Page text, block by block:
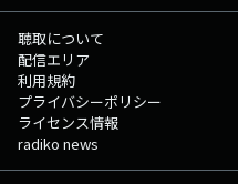
聴取について
配信エリア
利用規約
プライバシーポリシー
ライセンス情報
radiko news